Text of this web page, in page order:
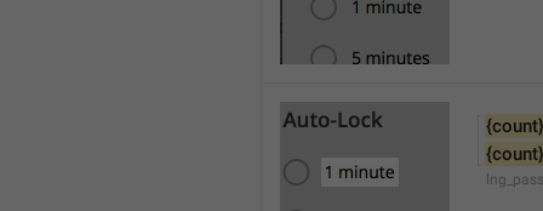
{count}
{count}